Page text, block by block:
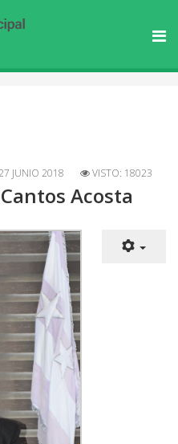
JUNIO 2018 VISTO: 18023
Acosta